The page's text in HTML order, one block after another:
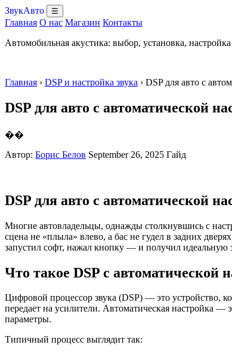
ЗвукАвто ☰
Главная О нас Магазин Контакты
Автомобильная акустика: выбор, установка, настройка
Главная › DSP и настройка звука › DSP для авто с
DSP для авто с автоматической
��
Автор: Борис Белов September 26, 2025 Гайд
DSP для авто с автоматической
Многие автовладельцы, однажды столкнувшись с
сцена не «плыла» влево, а бас не гудел в задних
запустил софт, нажал кнопку — и получил идеальную
Что такое DSP с автоматической
Цифровой процессор звука (DSP) — это устройство,
передает на усилители. Автоматическая настройка —
параметры.
Типичный процесс выглядит так: